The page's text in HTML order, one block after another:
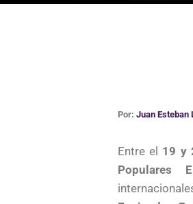
Por: Juan Esteban
Entre el 19 y
Populares